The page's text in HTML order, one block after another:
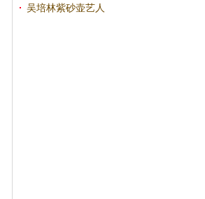
吴培林紫砂壶艺人